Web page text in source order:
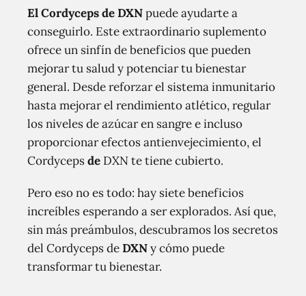
El Cordyceps de DXNpuede ayudarte a
conseguirlo. Este extraordinario suplemento
ofrece un sinfín de beneficios que pueden
mejorar tu salud y potenciar tu bienestar
general. Desde reforzar el sistema inmunitario
hasta mejorar el rendimiento atlético, regular
los niveles de azúcar en sangre e incluso
proporcionar efectos antienvejecimiento, el
Cordycepsde DXN te tiene cubierto.
Pero eso no es todo: hay siete beneficios
increíbles esperando a ser explorados. Así que,
sin más preámbulos, descubramos los secretos
del Cordyceps deDXNy cómo puede
transformar tu bienestar.